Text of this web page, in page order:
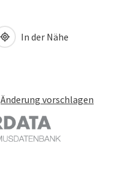
In der Nähe
Änderung vorschlagen